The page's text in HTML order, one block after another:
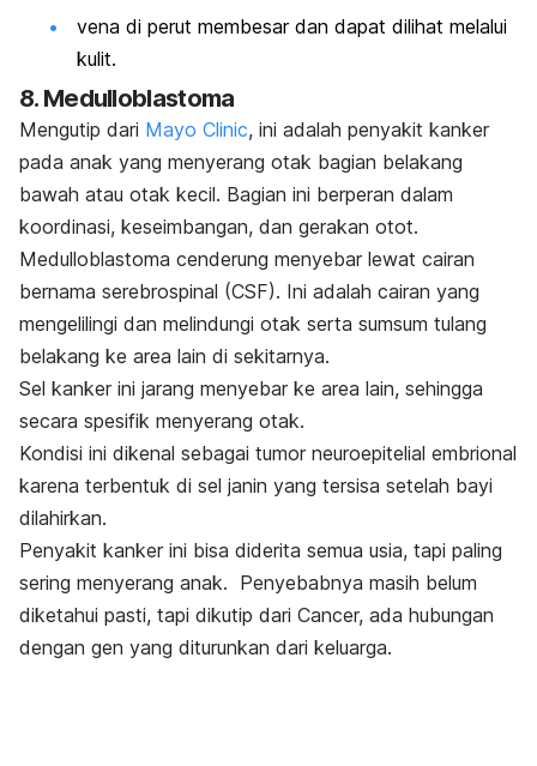
vena di perut membesar dan dapat dilihat melalui
kulit.
8. Medulloblastoma
Mengutip dari Mayo Clinic, ini adalah penyakit kanker
pada anak yang menyerang otak bagian belakang
bawah atau otak kecil. Bagian ini berperan dalam
koordinasi, keseimbangan, dan gerakan otot.
Medulloblastoma cenderung menyebar lewat cairan
bernama serebrospinal (CSF). Ini adalah cairan yang
mengelilingi dan melindungi otak serta sumsum tulang
belakang ke area lain di sekitarnya.
Sel kanker ini jarang menyebar ke area lain, sehingga
secara spesifik menyerang otak.
Kondisi ini dikenal sebagai tumor neuroepitelial embrional
karena terbentuk di sel janin yang tersisa setelah bayi
dilahirkan.
Penyakit kanker ini bisa diderita semua usia, tapi paling
sering menyerang anak. Penyebabnya masih belum
diketahui pasti, tapi dikutip dari Cancer, ada hubungan
dengan gen yang diturunkan dari keluarga.